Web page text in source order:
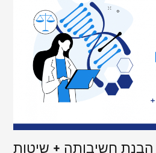
חשיבותה + שיטות